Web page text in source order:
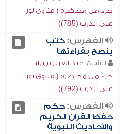
جزء من محاضرة ( فتاوى نور
على الدرب (785))
الفهرس:كتب
ينصح بقراءتها
للشيخ: عبد العزيز بن باز
جزء من محاضرة ( فتاوى نور
على الدرب (792))
الفهرس:حكم
حفظ القرآن الكريم
والأحاديث النبوية